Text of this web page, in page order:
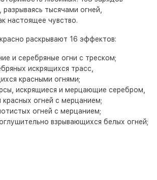
тысячами огней,
настоящее чувство.
раскрывают 16 эффектов:
и серебряные огни с треском;
искрящихся трасс,
красными огнями;
искрящиеся и мерцающие серебром,
красных огней с мерцанием;
огней с мерцанием;
взрывающихся белых огней;